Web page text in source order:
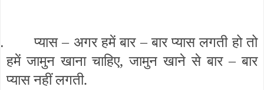
प्यास – अगर हमें बार – बार प्यास लगती हो तो
हमें जामुन खाना चाहिए, जामुन खाने से बार – बार
प्यास नहीं लगती.